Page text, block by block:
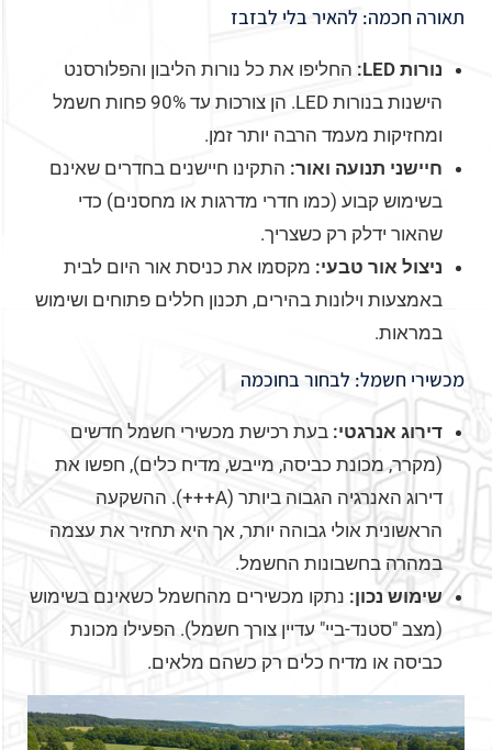
תאורה חכמה: להאיר בלי לבזבז
נורות LED:
החליפו את כל נורות הליבון והפלורסנט
הישנות בנורות LED. הן צורכות עד 90% פחות חשמל
ומחזיקות מעמד הרבה יותר זמן.
חיישני תנועה ואור: התקינו חיישנים בחדרים שאינם
בשימוש קבוע (כמו חדרי מדרגות או מחסנים) כדי
שהאור ידלק רק כשצריך.
ניצול אור טבעי: מקסמו את כניסת אור היום לבית
באמצעות וילונות בהירים, תכנון חללים פתוחים ושימוש
במראות.
מכשירי חשמל: לבחור בחוכמה
דירוג אנרגטי: בעת רכישת מכשירי חשמל חדשים
(מקרר, מכונת כביסה, מייבש, מדיח כלים), חפשו את
דירוג האנרגיה הגבוה ביותר (A+++). ההשקעה
הראשונית אולי גבוהה יותר, אך היא תחזיר את עצמה
במהרה בחשבונות החשמל.
שימוש נכון: נתקו מכשירים מהחשמל כשאינם בשימוש
(מצב "סטנד-ביי" עדיין צורך חשמל). הפעילו מכונת
כביסה או מדיח כלים רק כשהם מלאים.